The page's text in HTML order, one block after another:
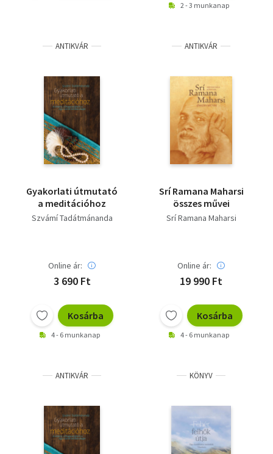
2 - 3 munkanap
ANTIKVÁR
Gyakorlati útmutató
a meditációhoz
Szvámí Tadátmánanda
Online ár:
3 690 Ft
Kosárba
4 - 6 munkanap
ANTIKVÁR
Srí Ramana Maharsi
összes művei
Srí Ramana Maharsi
Online ár:
19 990 Ft
Kosárba
4 - 6 munkanap
ANTIKVÁR KÖNYV